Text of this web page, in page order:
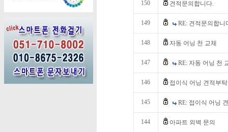
150 견적문의합니다.
149 RE: 견적문의합니
148 자동 어닝 천 교체
147 RE: 자동 어닝 천
146 접이식 어닝 견적부
145 RE: 접이식 어닝
144 아파트 외벽 문의